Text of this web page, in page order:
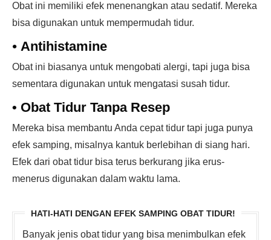
Obat ini memiliki efek menenangkan atau sedatif. Mereka
bisa digunakan untuk mempermudah tidur.
• Antihistamine
Obat ini biasanya untuk mengobati alergi, tapi juga bisa
sementara digunakan untuk mengatasi susah tidur.
• Obat Tidur Tanpa Resep
Mereka bisa membantu Anda cepat tidur tapi juga punya
efek samping, misalnya kantuk berlebihan di siang hari.
Efek dari obat tidur bisa terus berkurang jika erus-
menerus digunakan dalam waktu lama.
HATI-HATI DENGAN EFEK SAMPING OBAT TIDUR!
Banyak jenis obat tidur yang bisa menimbulkan efek